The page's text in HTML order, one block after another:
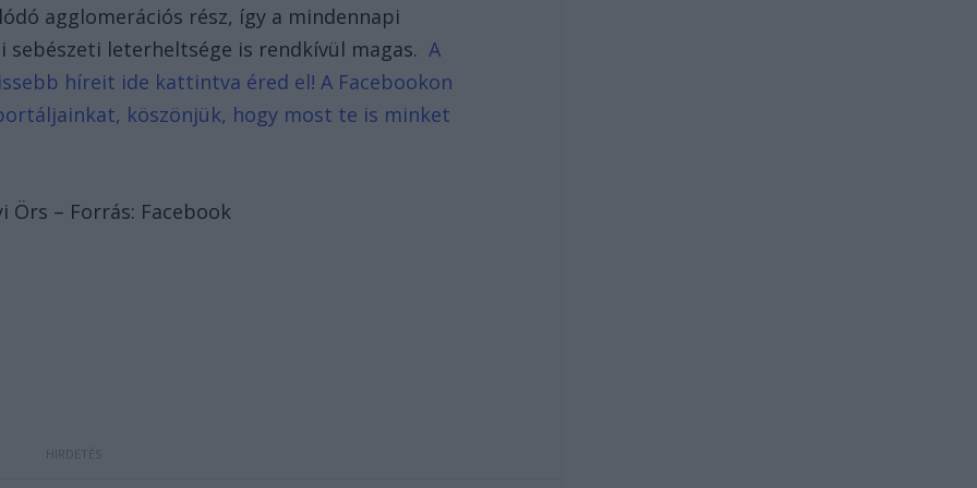
agglomerációs rész, így a mindennapi
sebészeti leterheltsége is rendkívül magas.A
híreit ide kattintva éred el! A Facebookon
köszönjük, hogy most te is minket
Örs – Forrás: Facebook